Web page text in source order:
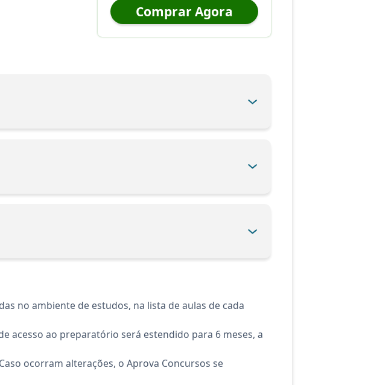
Comprar Agora
no ambiente de estudos, na lista de aulas de cada
acesso ao preparatório será estendido para 6 meses, a
ocorram alterações, o Aprova Concursos se